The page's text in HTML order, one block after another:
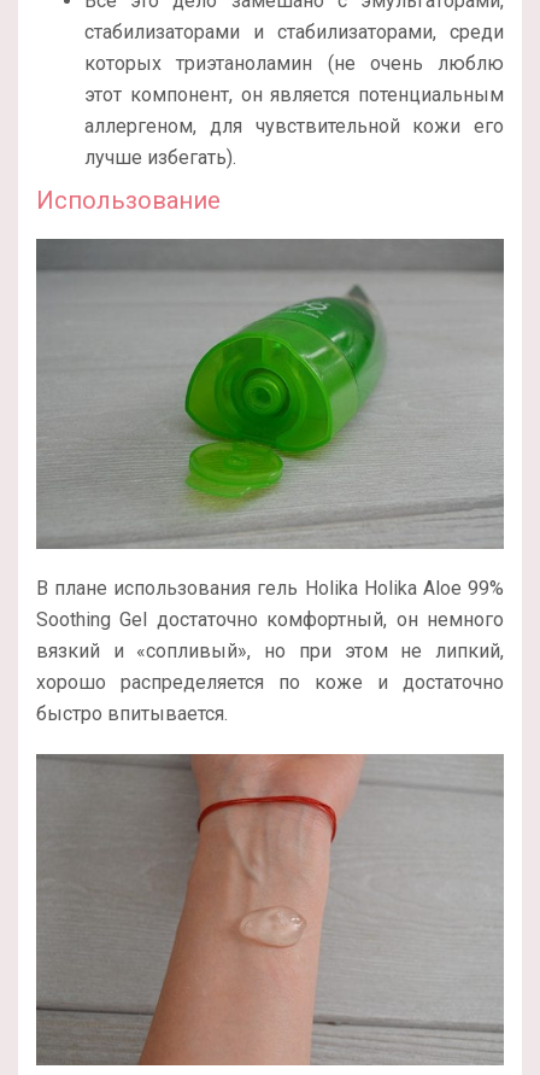
стабилизаторами и стабилизаторами, среди
которых триэтаноламин (не очень люблю
этот компонент, он является потенциальным
аллергеном, для чувствительной кожи его
лучше избегать).
Использование
В плане использования гель Holika Holika Aloe 99%
Soothing Gel достаточно комфортный, он немного
вязкий и «сопливый», но при этом не липкий,
хорошо распределяется по коже и достаточно
быстро впитывается.